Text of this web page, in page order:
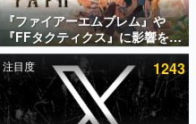
『ファイアーエムブレム』や
『FFタクティクス』に影響を受
けた新作戦略RPG『Beaten
Path』2027年に発売へ。
PC（Steam）、PS5、Xbox、
Switch向けにリリース予定
注目度 1243